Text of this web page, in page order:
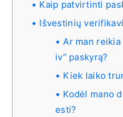
Kaip patvirtinti
Išvestinių
Ar man
iv“ paskyrą?
Kiek laiko
Kodėl mano
esti?